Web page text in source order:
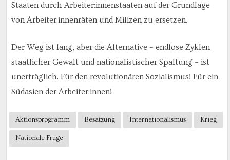
Staaten durch Arbeiter:innenstaaten auf der Grundlage
von Arbeiter:innenräten und Milizen zu ersetzen.
Der Weg ist lang, aber die Alternative – endlose Zyklen
staatlicher Gewalt und nationalistischer Spaltung – ist
unerträglich. Für den revolutionären Sozialismus! Für ein
Südasien der Arbeiter:innen!
Aktionsprogramm Besatzung Internationalismus Krieg
Nationale Frage